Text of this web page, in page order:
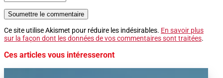
Soumettre le commentaire
Ce site utilise Akismet pour réduire les indésirables. En savoir plus
sur la façon dont les données de vos commentaires sont traitées.
Ces articles vous intéresseront